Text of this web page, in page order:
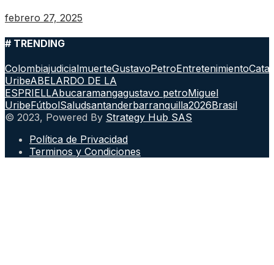
febrero 27, 2025
# TRENDING
ColombiajudicialmuerteGustavoPetroEntretenimiento
UribeABELARDO DE LA
ESPRIELLAbucaramangagustavo petroMiguel
UribeFútbolSaludsantanderbarranquilla2026Brasil
© 2023, Powered By Strategy Hub SAS
Política de Privacidad
Terminos y Condiciones